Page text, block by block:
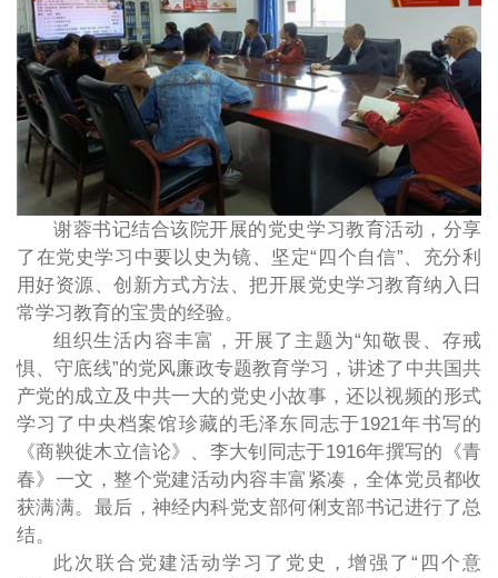
谢蓉书记结合该院开展的党史学习教育活动，分享
了在党史学习中要以史为镜、坚定“四个自信”、充分利
用好资源、创新方式方法、把开展党史学习教育纳入日
常学习教育的宝贵的经验。
组织生活内容丰富，开展了主题为“知敬畏、存戒
惧、守底线”的党风廉政专题教育学习，讲述了中共国共
产党的成立及中共一大的党史小故事，还以视频的形式
学习了中央档案馆珍藏的毛泽东同志于1921年书写的
《商鞅徙木立信论》、李大钊同志于1916年撰写的《青
春》一文，整个党建活动内容丰富紧凑，全体党员都收
获满满。最后，神经内科党支部何俐支部书记进行了总
结。
此次联合党建活动学习了党史，增强了“四个意